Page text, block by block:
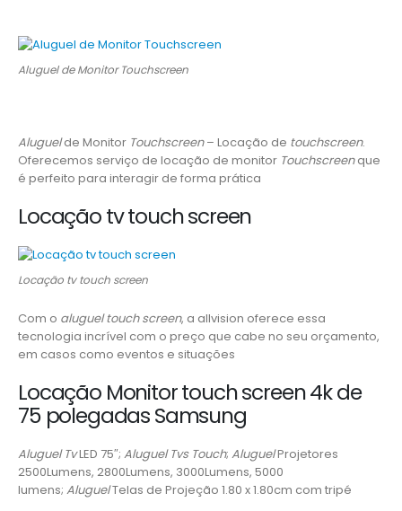
Aluguel de Monitor Touchscreen
Aluguelde Monitor Touchscreen– Locação de touchscreen.
Oferecemos serviço de locação de monitor Touchscreenque
é perfeito para interagir de forma prática
Locação tv touch screen
Locação tv touch screen
Com o aluguel touch screen, a allvision oferece essa
tecnologia incrível com o preço que cabe no seu orçamento,
em casos como eventos e situações
Locação Monitor touch screen 4k de
75 polegadas Samsung
Aluguel TvLED 75″; Aluguel Tvs Touch; AluguelProjetores
2500Lumens, 2800Lumens, 3000Lumens, 5000
lumens; AluguelTelas de Projeção 1.80 x 1.80cm com tripé